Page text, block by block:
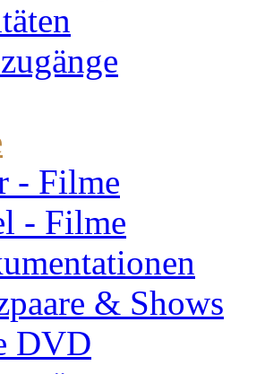
- Filme
- Filme
& Shows
DVD